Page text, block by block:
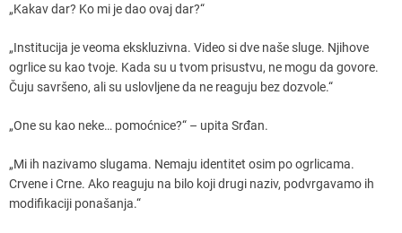
„Kakav dar? Ko mi je dao ovaj dar?“
„Institucija je veoma ekskluzivna. Video si dve naše sluge. Njihove
ogrlice su kao tvoje. Kada su u tvom prisustvu, ne mogu da govore.
Čuju savršeno, ali su uslovljene da ne reaguju bez dozvole.“
„One su kao neke… pomoćnice?“ – upita Srđan.
„Mi ih nazivamo slugama. Nemaju identitet osim po ogrlicama.
Crvene i Crne. Ako reaguju na bilo koji drugi naziv, podvrgavamo ih
modifikaciji ponašanja.“